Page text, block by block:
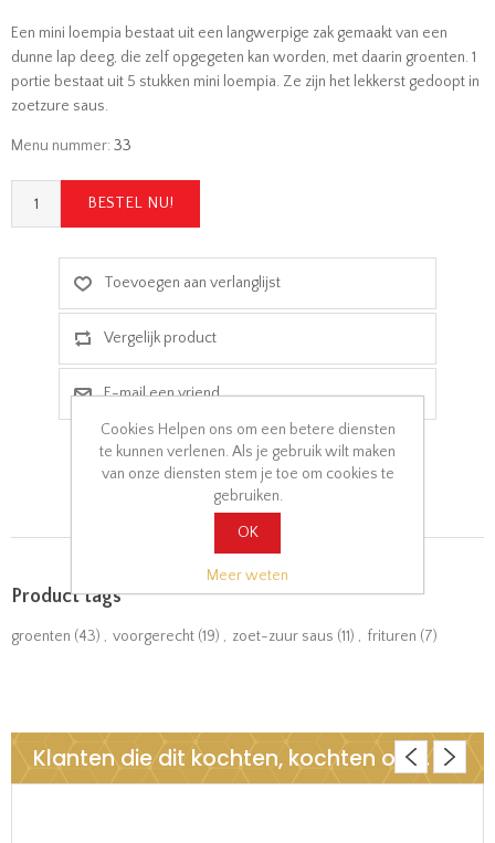
Een mini loempia bestaat uit een langwerpige zak gemaakt van een
dunne lap deeg, die zelf opgegeten kan worden, met daarin groenten. 1
portie bestaat uit 5 stukken mini loempia. Ze zijn het lekkerst gedoopt in
zoetzure saus.
Menu nummer: 33
Product tags
groenten (43) , voorgerecht (19) , zoet-zuur saus (11) , frituren (7)
Klanten die dit kochten, kochten ook..
Cookies Helpen ons om een betere diensten
te kunnen verlenen. Als je gebruik wilt maken
van onze diensten stem je toe om cookies te
gebruiken.
OK
Meer weten